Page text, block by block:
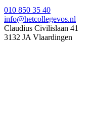
010 850 35 40
info@hetcollegevos.nl
Claudius Civilislaan 41
3132 JA Vlaardingen